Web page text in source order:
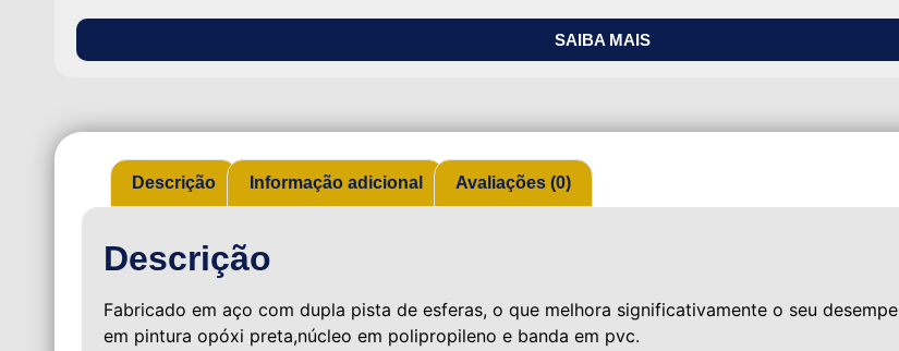
SAIBA MAIS
Descrição Informação adicional Avaliações (0)
Descrição
Fabricado em aço com dupla pista de esferas, o que melhora significativamente o seu
em pintura opóxi preta,núcleo em polipropileno e banda em pvc.